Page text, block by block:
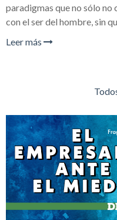
paradigmas que no sólo
con el ser del hombre, sin
Leer más